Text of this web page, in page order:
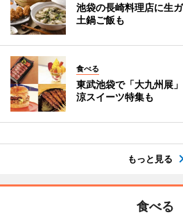
池袋の長崎料理店に生
土鍋ご飯も
食べる
東武池袋で「大九州展
涼スイーツ特集も
もっと見る
食べる